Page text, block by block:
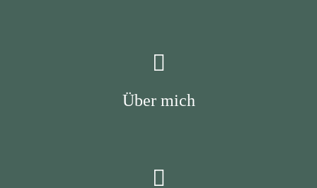
Über mich